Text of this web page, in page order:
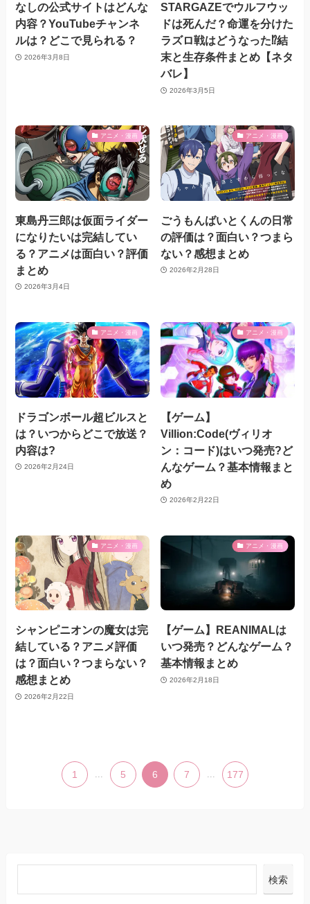
なしの公式サイトはどんな
内容？YouTubeチャンネ
ルは？どこで見られる？
2026年3月8日
STARGAZEでウルフウッ
ドは死んだ？命運を分けた
ラズロ戦はどうなった⁉結
末と生存条件まとめ【ネタ
バレ】
2026年3月5日
アニメ・漫画
東島丹三郎は仮面ライダー
になりたいは完結してい
る？アニメは面白い？評価
まとめ
2026年3月4日
アニメ・漫画
ごうもんばいとくんの日常
の評価は？面白い？つまら
ない？感想まとめ
2026年2月28日
アニメ・漫画
ドラゴンボール超ビルスと
は？いつからどこで放送？
内容は?
2026年2月24日
アニメ・漫画
【ゲーム】
Villion:Code(ヴィリオ
ン：コード)はいつ発売?ど
んなゲーム？基本情報まと
め
2026年2月22日
アニメ・漫画
シャンピニオンの魔女は完
結している？アニメ評価
は？面白い？つまらない？
感想まとめ
2026年2月22日
アニメ・漫画
【ゲーム】REANIMALは
いつ発売？どんなゲーム？
基本情報まとめ
2026年2月18日
1 ... 5 6 7 ... 177
検索